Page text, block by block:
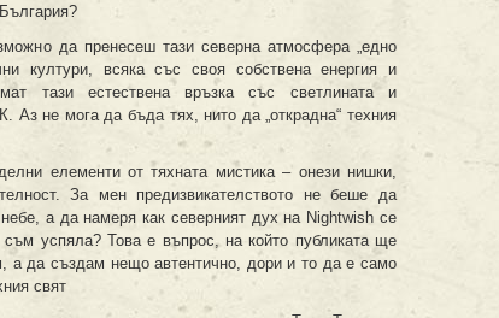
да пренесеш тази северна атмосфера „едно
култури, всяка със своя собствена енергия и
тази естествена връзка със светлината и
Аз не мога да бъда тях, нито да „открадна“ техния
елементи от тяхната мистика – онези нишки,
За мен предизвикателството не беше да
а да намеря как северният дух на Nightwish се
успяла? Това е въпрос, на който публиката ще
а да създам нещо автентично, дори и то да е само
свят